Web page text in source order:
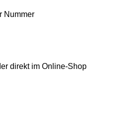
Nummer
direkt im Online-Shop